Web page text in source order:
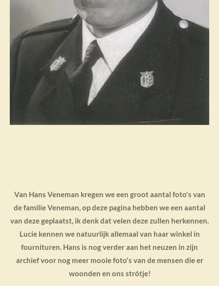
Van Hans Veneman kregen we een groot aantal foto's van
de familie Veneman, op deze pagina hebben we een aantal
van deze geplaatst, ik denk dat velen deze zullen herkennen.
Lucie kennen we natuurlijk allemaal van haar winkel in
fournituren. Hans is nog verder aan het neuzen in zijn
archief voor nog meer mooie foto's van de mensen die er
woonden en ons strótje!